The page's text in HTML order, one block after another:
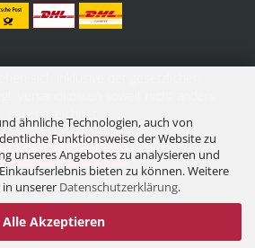
ähnliche Technologien, auch von
Funktionsweise der Website zu
unseres Angebotes zu analysieren und
bieten zu können. Weitere
unserer Datenschutzerklärung.
Alle Akzeptieren
gekennzeichnet.
widerrufen